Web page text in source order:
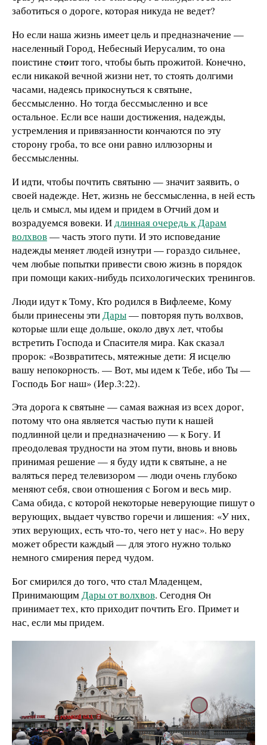
заботиться о дороге, которая никуда не ведет?
Но если наша жизнь имеет цель и предназначение —
населенный Город, Небесный Иерусалим, то она
поистине стоит того, чтобы быть прожитой. Конечно,
если никакой вечной жизни нет, то стоять долгими
часами, надеясь прикоснуться к святыне,
бессмысленно. Но тогда бессмысленно и все
остальное. Если все наши достижения, надежды,
устремления и привязанности кончаются по эту
сторону гроба, то все они равно иллюзорны и
бессмысленны.
И идти, чтобы почтить святыню — значит заявить, о
своей надежде. Нет, жизнь не бессмысленна, в ней есть
цель и смысл, мы идем и придем в Отчий дом и
возрадуемся вовеки. Идлинная очередь к Дарам
волхвов— часть этого пути. И это исповедание
надежды меняет людей изнутри — гораздо сильнее,
чем любые попытки привести свою жизнь в порядок
при помощи каких-нибудь психологических тренингов.
Люди идут к Тому, Кто родился в Вифлееме, Кому
были принесены эти Дары— повторяя путь волхвов,
которые шли еще дольше, около двух лет, чтобы
встретить Господа и Спасителя мира. Как сказал
пророк: «Возвратитесь, мятежные дети: Я исцелю
вашу непокорность. — Вот, мы идем к Тебе, ибо Ты —
Господь Бог наш» (Иер.3:22).
Эта дорога к святыне — самая важная из всех дорог,
потому что она является частью пути к нашей
подлинной цели и предназначению — к Богу. И
преодолевая трудности на этом пути, вновь и вновь
принимая решение — я буду идти к святыне, а не
валяться перед телевизором — люди очень глубоко
меняют себя, свои отношения с Богом и весь мир.
Сама обида, с которой некоторые неверующие пишут о
верующих, выдает чувство горечи и лишения: «У них,
этих верующих, есть что-то, чего нет у нас». Но веру
может обрести каждый — для этого нужно только
немного смирения перед чудом.
Бог смирился до того, что стал Младенцем,
ПринимающимДары от волхвов. Сегодня Он
принимает тех, кто приходит почтить Его. Примет и
нас, если мы придем.